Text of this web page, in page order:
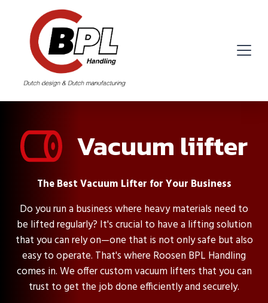
Vacuum liifter
The Best Vacuum Lifter for Your Business
Do you run a business where heavy materials need to
be lifted regularly? It's crucial to have a lifting solution
that you can rely on—one that is not only safe but also
easy to operate. That's where Roosen BPL Handling
comes in. We offer custom vacuum lifters that you can
trust to get the job done efficiently and securely.